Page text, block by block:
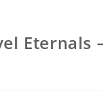
Eternals